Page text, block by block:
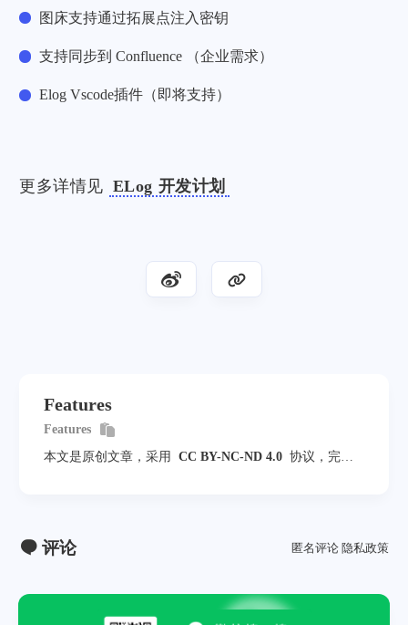
图床支持通过拓展点注入密钥
支持同步到 Confluence （企业需求）
Elog Vscode插件（即将支持）
更多详情见 ELog 开发计划
Features
Features
本文是原创文章，采用
CC BY-NC-ND 4.0 协议，完整
评论 匿名评论 隐私政策